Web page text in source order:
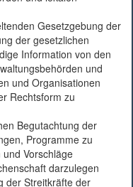
Gesetzgebung der
der gesetzlichen
Information von den
und
und Organisationen
Rechtsform zu
Begutachtung der
Programme zu
Vorschläge
darzulegen
der Streitkräfte der